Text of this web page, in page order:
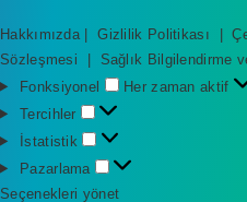
Hakkımızda |Gizlilik Politikası |
Sözleşmesi
| Sağlık Bilgilendirme
Fonksiyonel
F
k
Her zaman aktif
Tercihler
T
e
r
İstatistik
İ
s
t
Pazarlama
P
a
Seçenekleri yönet